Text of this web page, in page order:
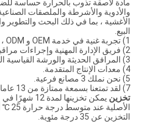
مادة لاصقة تذوب بالحرارة حساسة
والأدوية والأشرطة والملصقات
الأغشية ، بما في ذلك البحث والتطوير
البيع.
1) تجربة غنية في خدمة OEM و ODM ، يغطي عملاؤنا أكثر من 50 دولة.
2) فريق الإدارة المهنية وإجراءات مراقبة الجودة القياسية.
3) المرافق الحديثة والورشة القياسية الصحية.
4) معدات الإنتاج المتقدمة.
5) نحن نملك 3 مصانع فرعية.
7) لقد تمتعنا بسمعة ممتازة من 13 عاما من الخبرة التجارية الناجحة.
تخزين
يمكن
التخزين عن 35 درجة مئوية.